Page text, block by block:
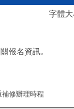
字體
報名資訊。
補修辦理時程